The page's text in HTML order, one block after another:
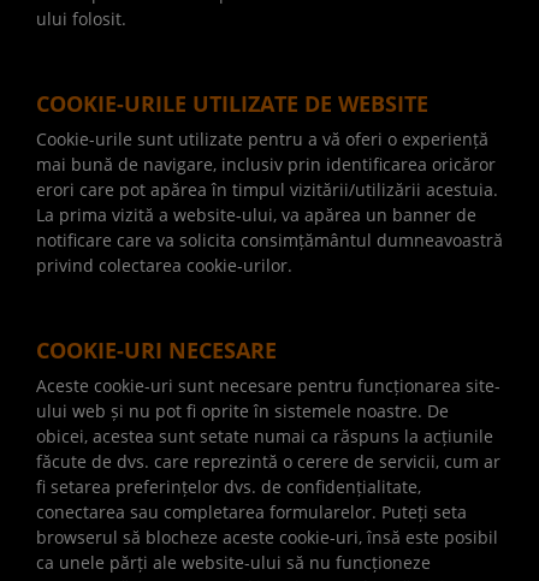
ului folosit.
COOKIE-URILE UTILIZATE DE WEBSITE
Cookie-urile sunt utilizate pentru a vă oferi o experiență
mai bună de navigare, inclusiv prin identificarea oricăror
erori care pot apărea în timpul vizitării/utilizării acestuia.
La prima vizită a website-ului, va apărea un banner de
notificare care va solicita consimțământul dumneavoastră
privind colectarea cookie-urilor.
COOKIE-URI NECESARE
Aceste cookie-uri sunt necesare pentru funcționarea site-
ului web și nu pot fi oprite în sistemele noastre. De
obicei, acestea sunt setate numai ca răspuns la acțiunile
făcute de dvs. care reprezintă o cerere de servicii, cum ar
fi setarea preferințelor dvs. de confidențialitate,
conectarea sau completarea formularelor. Puteți seta
browserul să blocheze aceste cookie-uri, însă este posibil
ca unele părți ale website-ului să nu funcționeze